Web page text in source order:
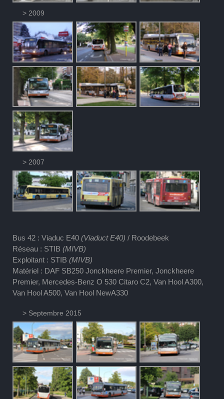
> 2009
> 2007
Bus 42 : Viaduc E40 (Viaduct E40) / Roodebeek
Réseau : STIB (MIVB)
Exploitant : STIB (MIVB)
Matériel : DAF SB250 Jonckheere Premier, Jonckheere
Premier, Mercedes-Benz O 530 Citaro C2, Van Hool A300,
Van Hool A500, Van Hool NewA330
> Septembre 2015